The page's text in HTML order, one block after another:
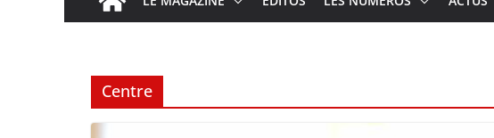
Centre